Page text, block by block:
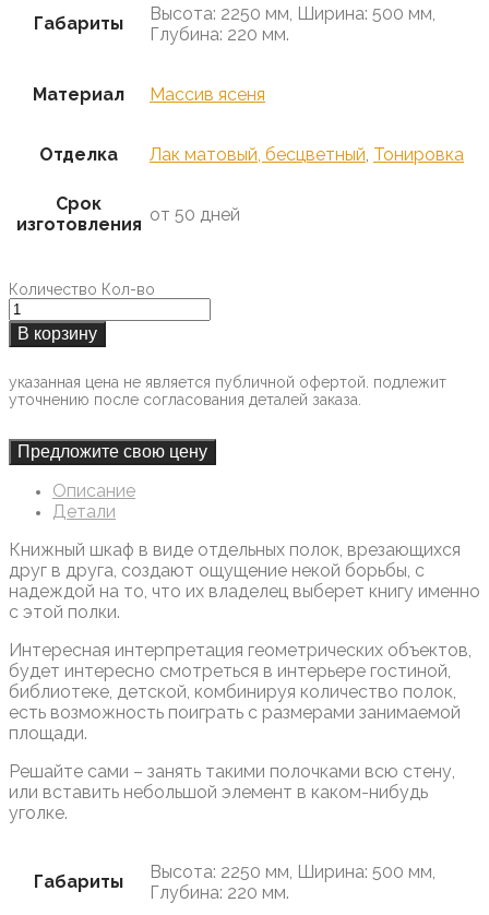
Габариты
Высота: 2250 мм, Ширина: 500 мм,
Глубина: 220 мм.
Материал Массив ясеня
Отделка Лак матовый, бесцветный Тонировка
Срок
изготовления от 50 дней
Количество Кол-во
В корзину
указанная цена не является публичной офертой. подлежит
уточнению после согласования деталей заказа.
Предложите свою цену
Описание
Детали
Книжный шкаф в виде отдельных полок, врезающихся
друг в друга, создают ощущение некой борьбы, с
надеждой на то, что их владелец выберет книгу именно
с этой полки.
Интересная интерпретация геометрических объектов,
будет интересно смотреться в интерьере гостиной,
библиотеке, детской, комбинируя количество полок,
есть возможность поиграть с размерами занимаемой
площади.
Решайте сами – занять такими полочками всю стену,
или вставить небольшой элемент в каком-нибудь
уголке.
Габариты
Высота: 2250 мм, Ширина: 500 мм,
Глубина: 220 мм.